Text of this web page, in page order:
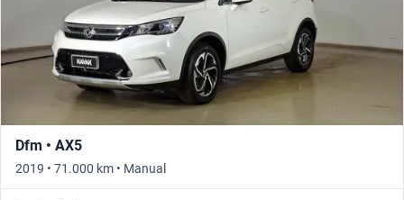
Dfm • AX5
2019 • 71.000 km • Manual